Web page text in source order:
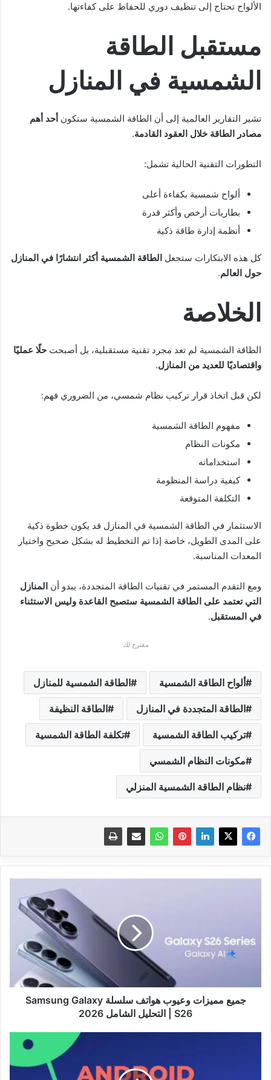
الألواح تحتاج إلى تنظيف دوري للحفاظ على كفاءتها.
مستقبل الطاقة
الشمسية في المنازل
تشير التقارير العالمية إلى أن الطاقة الشمسية ستكون أحد أهم
مصادر الطاقة خلال العقود القادمة.
التطورات التقنية الحالية تشمل:
ألواح شمسية بكفاءة أعلى
بطاريات أرخص وأكثر قدرة
أنظمة إدارة طاقة ذكية
كل هذه الابتكارات ستجعل الطاقة الشمسية أكثر انتشارًا في المنازل
حول العالم.
الخلاصة
الطاقة الشمسية لم تعد مجرد تقنية مستقبلية، بل أصبحت حلًا عمليًا
واقتصاديًا للعديد من المنازل.
لكن قبل اتخاذ قرار تركيب نظام شمسي، من الضروري فهم:
مفهوم الطاقة الشمسية
مكونات النظام
استخداماته
كيفية دراسة المنظومة
التكلفة المتوقعة
الاستثمار في الطاقة الشمسية في المنازل قد يكون خطوة ذكية
على المدى الطويل، خاصة إذا تم التخطيط له بشكل صحيح واختيار
المعدات المناسبة.
ومع التقدم المستمر في تقنيات الطاقة المتجددة، يبدو أن المنازل
التي تعتمد على الطاقة الشمسية ستصبح القاعدة وليس الاستثناء
في المستقبل.
مقترح لك
ألواح الطاقة الشمسية الطاقة الشمسية للمنازل
الطاقة المتجددة في المنازل الطاقة النظيفة
تركيب الطاقة الشمسية تكلفة الطاقة الشمسية
مكونات النظام الشمسي
نظام الطاقة الشمسية المنزلي
سلسلة
Samsung
|
التحليل
جميع مميزات وعيوب هواتف سلسلة Samsung Galaxy
S26 | التحليل الشامل 2026